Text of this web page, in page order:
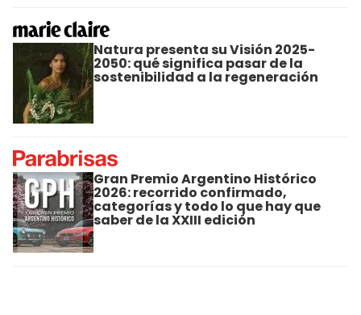
Natura presenta su Visión 2025-
2050: qué significa pasar de la
sostenibilidad a la regeneración
Gran Premio Argentino Histórico
2026: recorrido confirmado,
categorías y todo lo que hay que
saber de la XXIII edición